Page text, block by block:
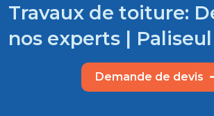
Travaux de toiture:
nos experts | Paliseul
Demande de devis